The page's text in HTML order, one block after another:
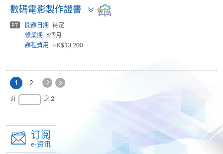
數碼電影製作證書
Toggle
panel
PT 開課日期
待定
修業期
6個月
課程費用
HK$13,200
1
本
页
2
下
页
页 之 2
订阅
e-资讯